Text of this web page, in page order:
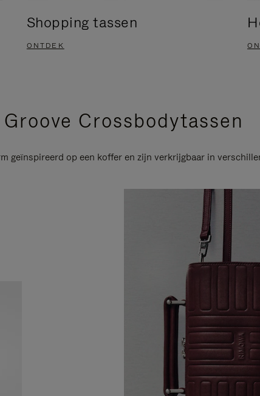
Shopping tassen
ONTDEK
Groove Crossbodytassen
geïnspireerd op een koffer en zijn verkrijgbaar in